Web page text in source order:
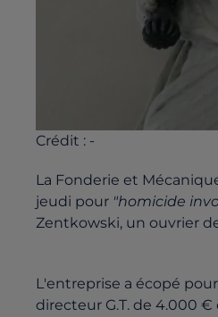
Crédit : -
La Fonderie et
jeudi pour "homicide
Zentkowski, un ouvrier
L'entreprise a écopé
directeur G.T. de 4.000